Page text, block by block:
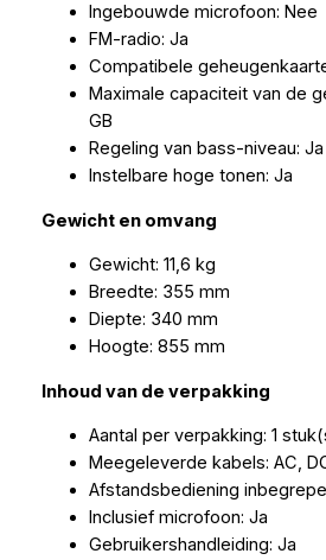
Ingebouwde microfoon: Nee
FM-radio: Ja
Compatibele
Maximale capaciteit van de
GB
Regeling van bass-niveau: Ja
Instelbare hoge tonen: Ja
Gewicht en omvang
Gewicht: 11,6 kg
Breedte: 355 mm
Diepte: 340 mm
Hoogte: 855 mm
Inhoud van de verpakking
Aantal per verpakking: 1
Meegeleverde kabels: AC,
Afstandsbediening
Inclusief microfoon: Ja
Gebruikershandleiding: Ja